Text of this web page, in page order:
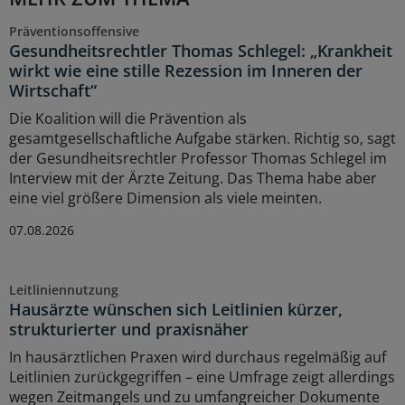
Präventionsoffensive
Gesundheitsrechtler Thomas Schlegel: „Krankheit
wirkt wie eine stille Rezession im Inneren der
Wirtschaft“
Die Koalition will die Prävention als
gesamtgesellschaftliche Aufgabe stärken. Richtig so, sagt
der Gesundheitsrechtler Professor Thomas Schlegel im
Interview mit der Ärzte Zeitung. Das Thema habe aber
eine viel größere Dimension als viele meinten.
07.08.2026
Leitliniennutzung
Hausärzte wünschen sich Leitlinien kürzer,
strukturierter und praxisnäher
In hausärztlichen Praxen wird durchaus regelmäßig auf
Leitlinien zurückgegriffen – eine Umfrage zeigt allerdings
wegen Zeitmangels und zu umfangreicher Dokumente